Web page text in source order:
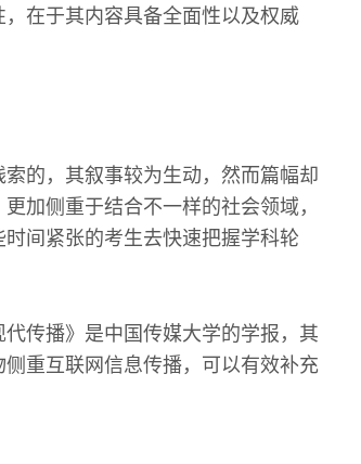
在于其内容具备全面性以及权威
的，其叙事较为生动，然而篇幅却
加侧重于结合不一样的社会领域，
间紧张的考生去快速把握学科轮
传播》是中国传媒大学的学报，其
重互联网信息传播，可以有效补充